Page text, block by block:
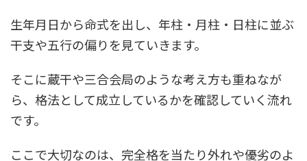
生年月日から命式を出し、年柱・月柱・日柱に並ぶ
干支や五行の偏りを見ていきます。
そこに蔵干や三合会局のような考え方も重ねなが
ら、格法として成立しているかを確認していく流れ
です。
ここで大切なのは、完全格を当たり外れや優劣のよ